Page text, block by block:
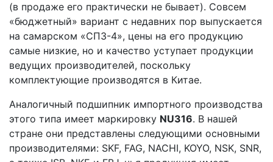
(в продаже его практически не бывает). Совсем
«бюджетный» вариант с недавних пор выпускается
на самарском «СПЗ-4», цены на его продукцию
самые низкие, но и качество уступает продукции
ведущих производителей, поскольку
комплектующие производятся в Китае.
Аналогичный подшипник импортного производства
этого типа имеет маркировку NU316. В нашей
стране они представлены следующими основными
производителями: SKF, FAG, NACHI, KOYO, NSK, SNR,